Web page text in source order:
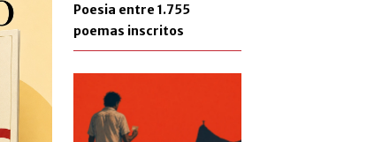
Poesia entre 1.755
poemas inscritos